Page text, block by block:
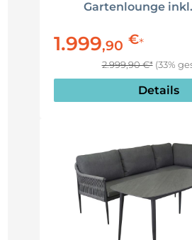
Gartenlounge
1.999,90 €*
2.999,90 €* (33%
Details